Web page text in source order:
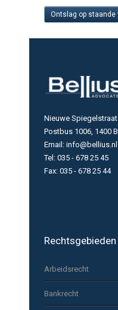
Ontslag op staande
Nieuwe
Postbus 1006, 1400
Email: info@bellius.nl
Tel: 035 - 678 25 45
Fax: 035 - 678 25 44
Rechtsgebieden
Arbeidsrecht
Bankrecht